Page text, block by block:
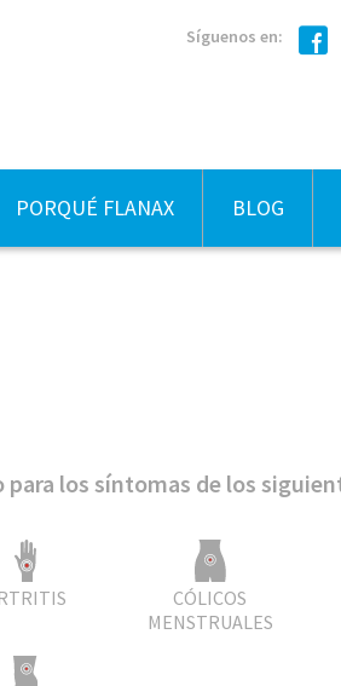
Síguenos en:
PORQUÉ FLANAX BLOG
para los síntomas de los
CÓLICOS
MENSTRUALES